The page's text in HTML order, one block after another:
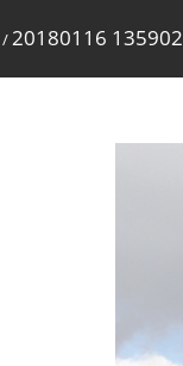
/20180116 135902